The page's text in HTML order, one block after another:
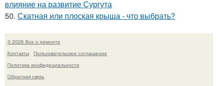
влияние на развитие Сургута
50. Скатная или плоская крыша - что выбрать?
© 2026 Все о ремонте
Контакты
Пользовательское соглашение
Политика конфидециальности
Обратная связь